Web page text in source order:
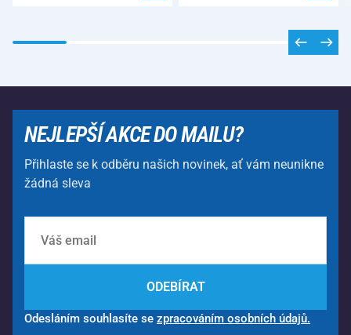
NEJLEPŠÍ AKCE DO MAILU?
Přihlaste se k odběru našich novinek, ať vám neunikne
žádná sleva
ODEBÍRAT
Odesláním souhlasíte se zpracováním osobních údajů.